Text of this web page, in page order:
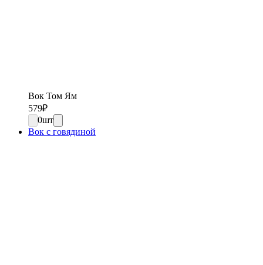
Вок Том Ям
579₽
0шт
Вок с говядиной